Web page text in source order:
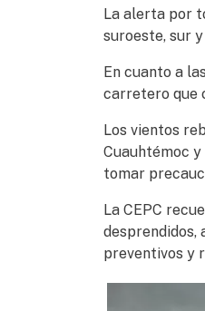
La alerta por
suroeste, sur
En cuanto a
carretero que
Los vientos
Cuauhtémoc
tomar
La CEPC
desprendidos,
preventivos y